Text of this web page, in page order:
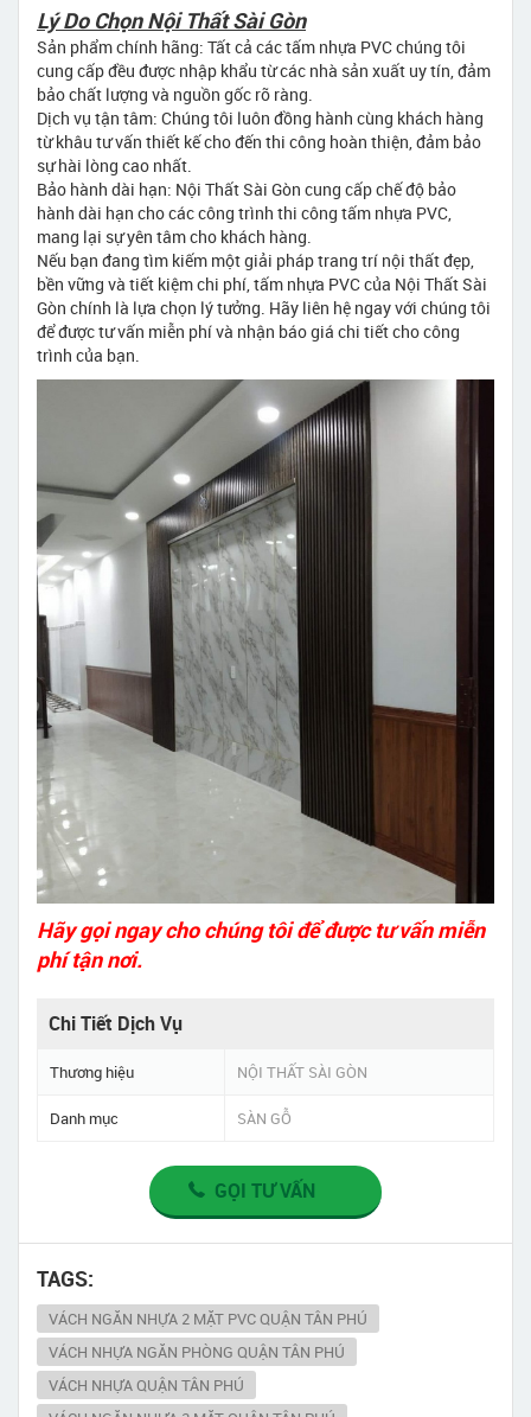
Lý Do Chọn Nội Thất Sài Gòn
Sản phẩm chính hãng: Tất cả các tấm nhựa PVC chúng tôi
cung cấp đều được nhập khẩu từ các nhà sản xuất uy tín, đảm
bảo chất lượng và nguồn gốc rõ ràng.
Dịch vụ tận tâm: Chúng tôi luôn đồng hành cùng khách hàng
từ khâu tư vấn thiết kế cho đến thi công hoàn thiện, đảm bảo
sự hài lòng cao nhất.
Bảo hành dài hạn: Nội Thất Sài Gòn cung cấp chế độ bảo
hành dài hạn cho các công trình thi công tấm nhựa PVC,
mang lại sự yên tâm cho khách hàng.
Nếu bạn đang tìm kiếm một giải pháp trang trí nội thất đẹp,
bền vững và tiết kiệm chi phí, tấm nhựa PVC của Nội Thất Sài
Gòn chính là lựa chọn lý tưởng. Hãy liên hệ ngay với chúng tôi
để được tư vấn miễn phí và nhận báo giá chi tiết cho công
trình của bạn.
Hãy gọi ngay cho chúng tôi để được tư vấn miễn
phí tận nơi.
Chi Tiết Dịch Vụ
Thương hiệu NỘI THẤT SÀI GÒN
Danh mục SÀN GỖ
GỌI TƯ VẤN
TAGS:
VÁCH NGĂN NHỰA 2 MẶT PVC QUẬN TÂN PHÚ
VÁCH NHỰA NGĂN PHÒNG QUẬN TÂN PHÚ
VÁCH NHỰA QUẬN TÂN PHÚ